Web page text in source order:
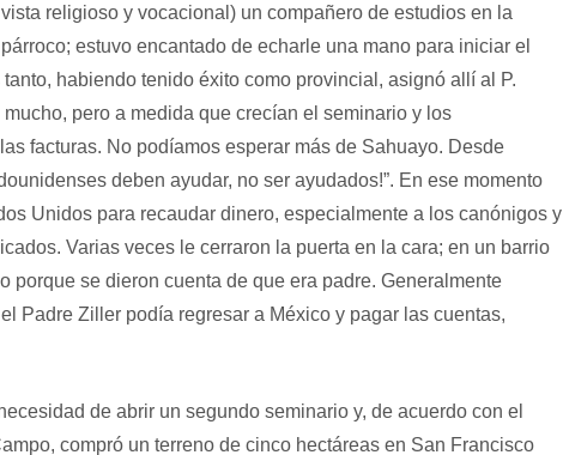
religioso y vocacional) un compañero de estudios en la
estuvo encantado de echarle una mano para iniciar el
habiendo tenido éxito como provincial, asignó allí al P.
pero a medida que crecían el seminario y los
facturas. No podíamos esperar más de Sahuayo. Desde
deben ayudar, no ser ayudados!”. En ese momento
Unidos para recaudar dinero, especialmente a los canónigos y
Varias veces le cerraron la puerta en la cara; en un barrio
porque se dieron cuenta de que era padre. Generalmente
Padre Ziller podía regresar a México y pagar las cuentas,
de abrir un segundo seminario y, de acuerdo con el
compró un terreno de cinco hectáreas en San Francisco